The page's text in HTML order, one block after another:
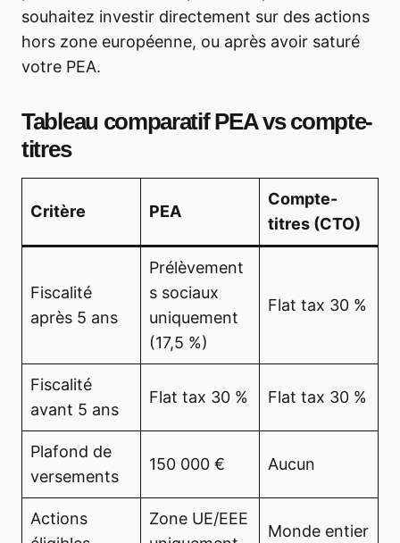
souhaitez investir directement sur des actions
hors zone européenne, ou après avoir saturé
votre PEA.
Tableau comparatif PEA vs compte-
titres
Critère PEA
Compte-
titres (CTO)
Fiscalité
après 5 ans
Prélèvement
s sociaux
uniquement
(17,5 %)
Flat tax 30 %
Fiscalité
avant 5 ans
Flat tax 30 % Flat tax 30 %
Plafond de
versements
150 000 € Aucun
Actions
Zone UE/EEE
Monde entier